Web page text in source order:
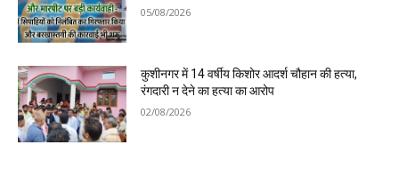
05/08/2026
कुशीनगर में 14 वर्षीय किशोर आदर्श चौहान की हत्या,
रंगदारी न देने का हत्या का आरोप
02/08/2026